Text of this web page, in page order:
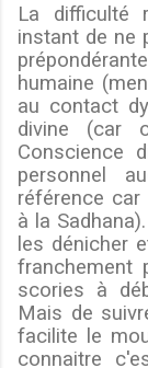
La difficulté
instant de ne
humaine
au contact
divine (car
Conscience
personnel
référence car
à la
les dénicher
franchement
scories à
Mais de
facilite le
connaitre